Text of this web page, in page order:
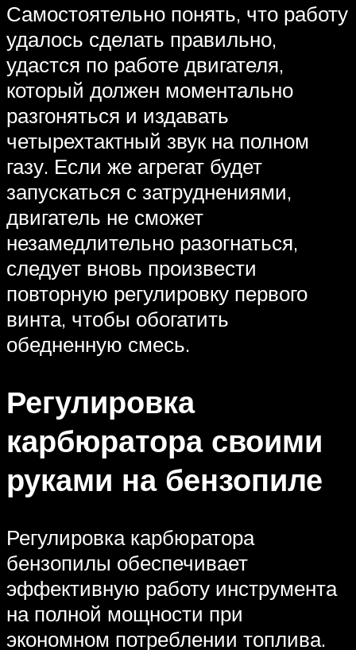
Самостоятельно понять, что работу
удалось сделать правильно,
удастся по работе двигателя,
который должен моментально
разгоняться и издавать
четырехтактный звук на полном
газу. Если же агрегат будет
запускаться с затруднениями,
двигатель не сможет
незамедлительно разогнаться,
следует вновь произвести
повторную регулировку первого
винта, чтобы обогатить
обедненную смесь.
Регулировка
карбюратора своими
руками на бензопиле
Регулировка карбюратора
бензопилы обеспечивает
эффективную работу инструмента
на полной мощности при
экономном потреблении топлива.